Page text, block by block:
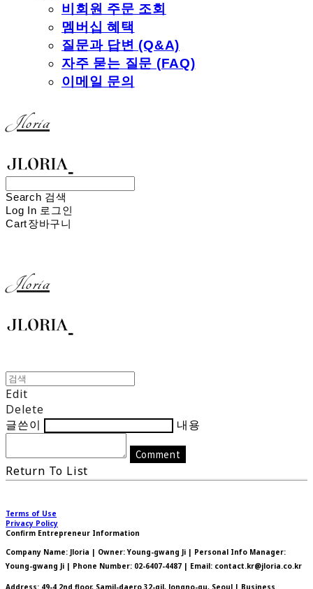
비회원 주문 조회
멤버십 혜택
질문과 답변 (Q&A)
자주 묻는 질문 (FAQ)
이메일 문의
Jloria
Search 검색
Log In 로그인
Cart장바구니
Jloria
Edit
Delete
글쓴이
내용
Comment
Return To List
Terms of Use
Privacy Policy
Confirm Entrepreneur Information
Company Name: Jloria | Owner: Young-gwang Ji | Personal Info Manager:
Young-gwang Ji | Phone Number: 02-6407-4487 | Email: contact.kr@jloria.co.kr
Address: 49-4 2nd floor, Samil-daero 32-gil, Jongno-gu, Seoul | Business